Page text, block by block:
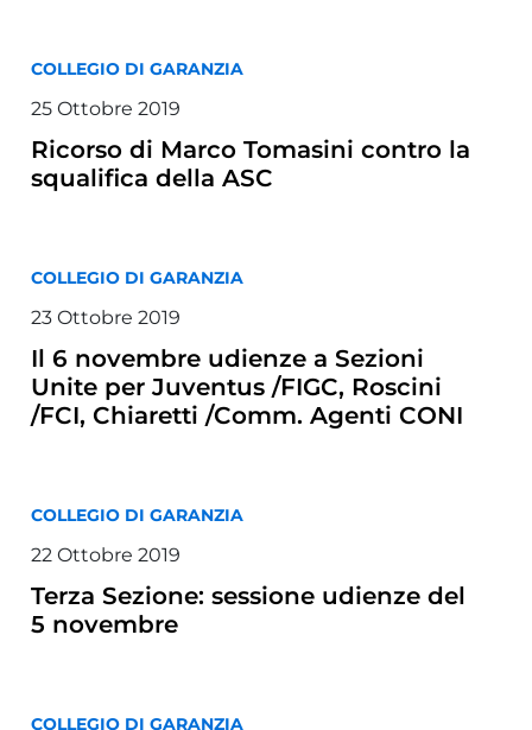
COLLEGIO DI GARANZIA
25 Ottobre 2019
Ricorso di Marco Tomasini contro la
squalifica della ASC
COLLEGIO DI GARANZIA
23 Ottobre 2019
Il 6 novembre udienze a Sezioni
Unite per Juventus /FIGC, Roscini
/FCI, Chiaretti /Comm. Agenti CONI
COLLEGIO DI GARANZIA
22 Ottobre 2019
Terza Sezione: sessione udienze del
5 novembre
COLLEGIO DI GARANZIA